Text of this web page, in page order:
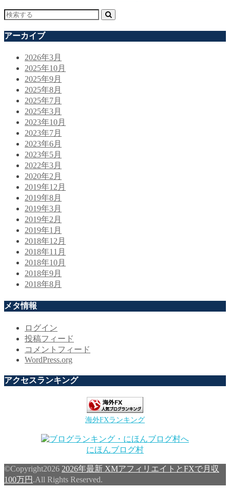
アーカイブ
2026年3月
2025年10月
2025年9月
2025年8月
2025年7月
2025年3月
2023年10月
2023年7月
2023年6月
2023年5月
2022年3月
2020年2月
2019年12月
2019年8月
2019年3月
2019年2月
2019年1月
2018年12月
2018年11月
2018年10月
2018年9月
2018年8月
メタ情報
ログイン
投稿フィード
コメントフィード
WordPress.org
アクセスランキング
海外FXランキング
にほんブログ村
©Copyright2026 2026年最新 XMアフィリエイトとFXで月収
100万円 .All Rights Reserved.